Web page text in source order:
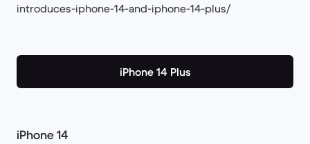
introduces-iphone-14-and-iphone-14-plus/
iPhone 14 Plus
iPhone 14